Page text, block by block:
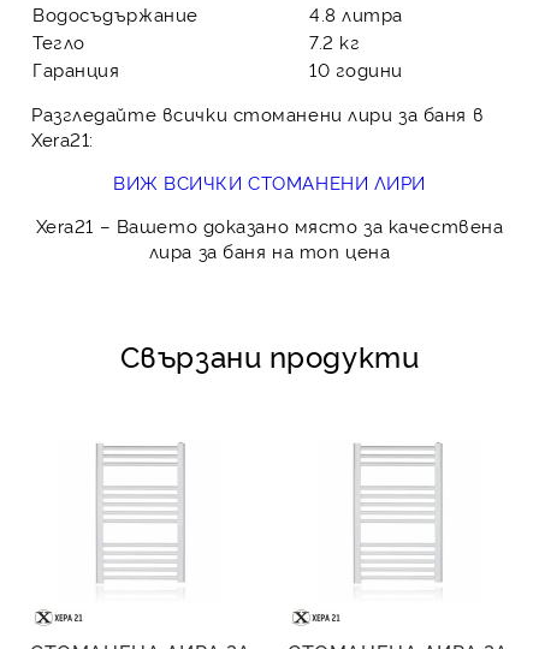
Водосъдържание
4.8 литра
Тегло
7.2 кг
Гаранция
10 години
Разгледайте всички стоманени лири за баня в
Xera21:
ВИЖ ВСИЧКИ СТОМАНЕНИ ЛИРИ
Xera21 – Вашето доказано място за качествена
лира за баня на топ цена
Свързани продукти